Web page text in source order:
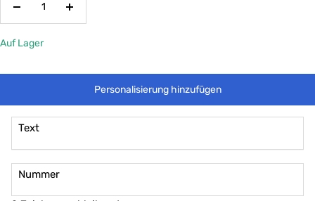
Menge
Menge
Auf Lager
Personalisierung hinzufügen
Text
Nummer